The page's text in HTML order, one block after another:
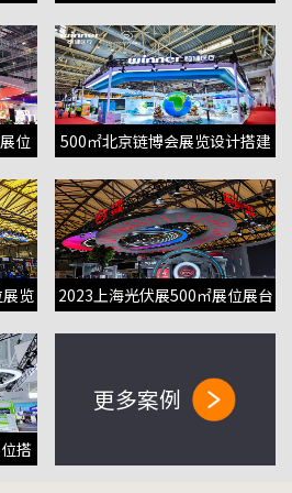
建
位
500㎡北京链博会展览设计搭建
项目
览
2023上海光伏展500㎡展位展台
搭建布置
搭
更多案例